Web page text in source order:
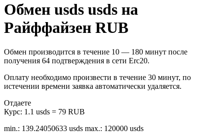
Обмен usds usds на
Райффайзен RUB
Обмен производится в течение 10 — 180 минут после
получения 64 подтверждения в сети Erc20.
Оплату необходимо произвести в течение 30 минут, по
истечении времени заявка автоматически удаляется.
Отдаете
Курс: 1.1 usds = 79 RUB
min.: 139.24050633 usds max.: 120000 usds